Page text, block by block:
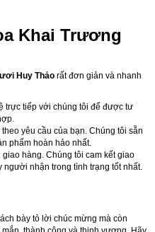
Khai Trương
Huy Thảo rất đơn giản và nhanh
trực tiếp với chúng tôi để được tư
yêu cầu của bạn. Chúng tôi sẵn
phẩm hoàn hảo nhất.
hàng. Chúng tôi cam kết giao
người nhận trong tình trạng tốt nhất.
bày tỏ lời chúc mừng mà còn